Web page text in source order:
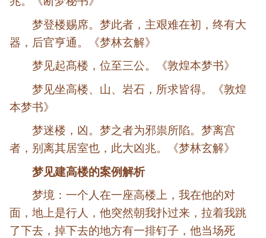
梦登楼赐席。梦此者，主艰难在初，终有大
器，后官亨通。《梦林玄解》
梦见起髙楼，位至三公。《敦煌本梦书》
梦见坐高楼、山、岩石，所求皆得。《敦煌
本梦书》
梦迷楼，凶。梦之者为邪祟所陷。梦离宫
者，别离其居室也，此大凶兆。《梦林玄解》
梦见建高楼的案例解析
梦境：一个人在一座高楼上，我在他的对
面，地上是行人，他突然朝我扑过来，拉着我跳
了下去，掉下去的地方有一排钉子，他当场死